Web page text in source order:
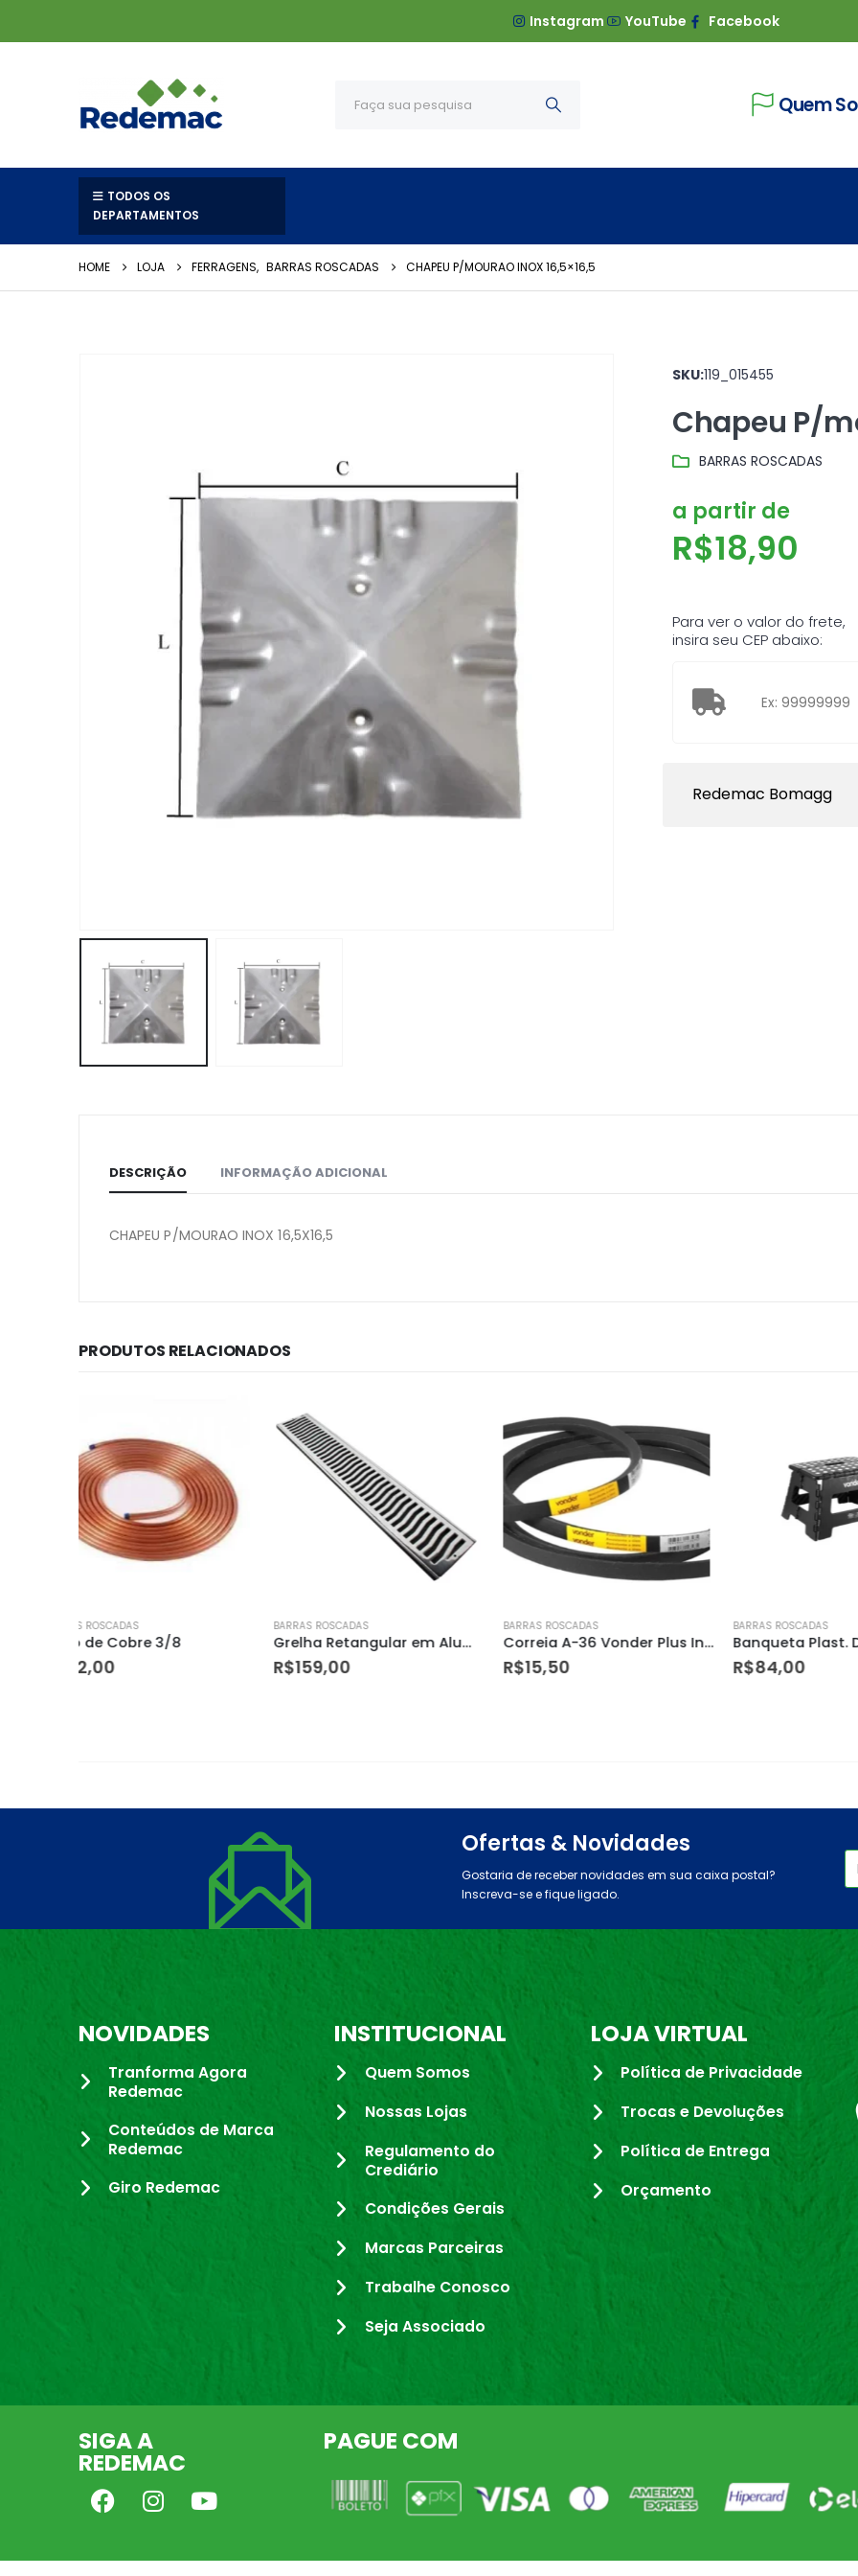
Instagram YouTube Facebook
Quem
TODOS OS
DEPARTAMENTOS
HOME LOJA FERRAGENS, BARRAS ROSCADAS CHAPEU P/MOURAO INOX 16,5×16,5
SKU:119_015455
Chapeu P/
BARRAS ROSCADAS
a partir de
R$18,90
Para ver o valor do frete,
insira seu CEP abaixo:
Redemac Bomagg
DESCRIÇÃO INFORMAÇÃO ADICIONAL
CHAPEU P/MOURAO INOX 16,5X16,5
PRODUTOS RELACIONADOS
BARRAS ROSCADAS
Grelha Retangular em Alumínio Martelada com Coletor e Tela Elegance 10x50cm Cromada
R$159,00
BARRAS ROSCADAS
Correia A-36 Vonder Plus Industrial
R$15,50
BARRAS ROSCADAS
Banqueta Plast. Dobravel 220mm Preta Vonder
R$84,00
BARRAS ROSCADAS
R$65,00
Ofertas & Novidades
Gostaria de receber novidades em sua caixa postal?
Inscreva-se e fique ligado.
NOVIDADES
Tranforma Agora
Redemac
Conteúdos de Marca
Redemac
Giro Redemac
INSTITUCIONAL
Quem Somos
Nossas Lojas
Regulamento do
Crediário
Condições Gerais
Marcas Parceiras
Trabalhe Conosco
Seja Associado
LOJA VIRTUAL
Política de Privacidade
Trocas e Devoluções
Política de Entrega
Orçamento
SIGA A
REDEMAC
PAGUE COM